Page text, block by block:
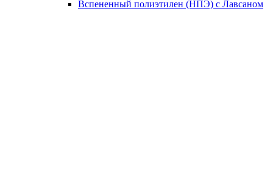
Вспененный полиэтилен (НПЭ) с Лавсаном